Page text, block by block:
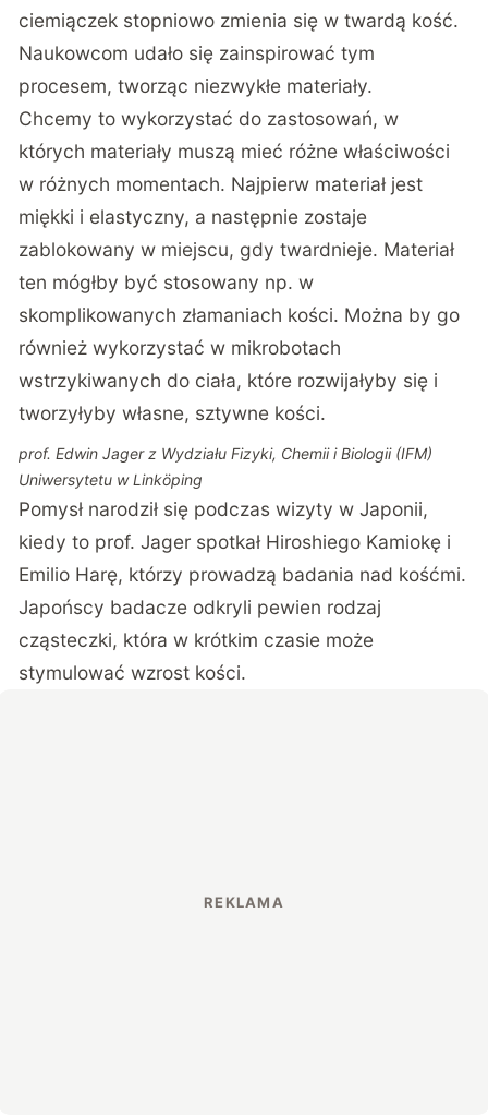
ciemiączek stopniowo zmienia się w twardą kość.
Naukowcom udało się zainspirować tym
procesem, tworząc niezwykłe materiały.
Chcemy to wykorzystać do zastosowań, w
których materiały muszą mieć różne właściwości
w różnych momentach. Najpierw materiał jest
miękki i elastyczny, a następnie zostaje
zablokowany w miejscu, gdy twardnieje. Materiał
ten mógłby być stosowany np. w
skomplikowanych złamaniach kości. Można by go
również wykorzystać w mikrobotach
wstrzykiwanych do ciała, które rozwijałyby się i
tworzyłyby własne, sztywne kości.
prof. Edwin Jager z Wydziału Fizyki, Chemii i Biologii (IFM)
Uniwersytetu w Linköping
Pomysł narodził się podczas wizyty w Japonii,
kiedy to prof. Jager spotkał Hiroshiego Kamiokę i
Emilio Harę, którzy prowadzą badania nad kośćmi.
Japońscy badacze odkryli pewien rodzaj
cząsteczki, która w krótkim czasie może
stymulować wzrost kości.